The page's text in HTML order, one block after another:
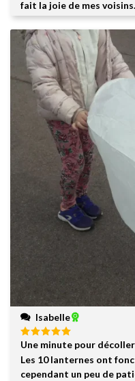
fait la joie de mes voisins.
Isabelle
Note5sur
5
Une minute pour décoller
Les 10 lanternes ont
cependant un peu de